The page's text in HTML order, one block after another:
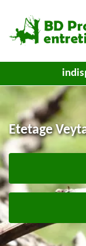
Etetage